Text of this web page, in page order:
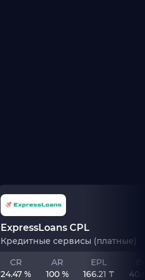
ExpressLoans CPL
Кредитные сервисы (платные)
CR
24.47 %
AR
100 %
EPL
166.21 ₸